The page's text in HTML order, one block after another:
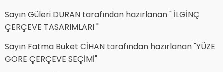
Sayın Güleri DURAN tarafından hazırlanan " İLGİNÇ
ÇERÇEVE TASARIMLARI "
Sayın Fatma Buket CİHAN tarafından hazırlanan "YÜZE
GÖRE ÇERÇEVE SEÇİMİ"